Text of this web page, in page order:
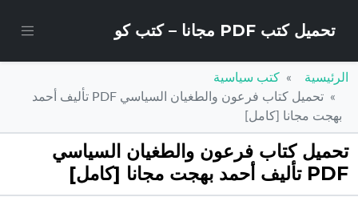
تحميل كتب PDF مجانا – كتب كو
الرئيسية
كتب سياسية
تحميل كتاب فرعون والطغيان السياسي PDF تأليف أحمد
بهجت مجانا [كامل]
تحميل كتاب فرعون والطغيان السياسي
PDF تأليف أحمد بهجت مجانا [كامل]